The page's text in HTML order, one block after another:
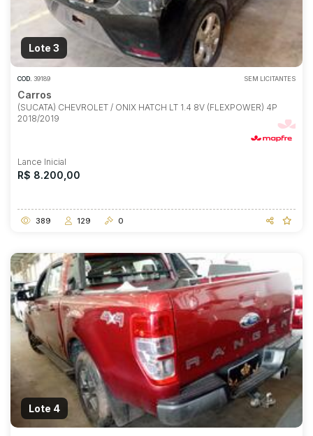
Lote 3
COD. 39189 SEM LICITANTES
Carros
(SUCATA) CHEVROLET / ONIX HATCH LT 1.4 8V (FLEXPOWER) 4P
2018/2019
Lance Inicial
R$ 8.200,00
389 129 0
Lote 4